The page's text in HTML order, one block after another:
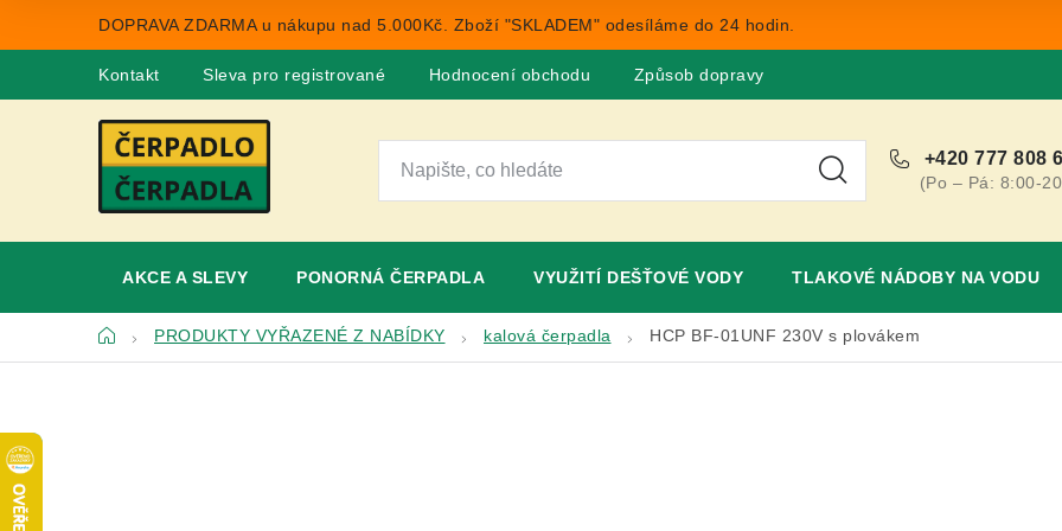
DOPRAVA ZDARMA u nákupu nad 5.000Kč. Zboží "SKLADEM" odesíláme do 24 hodin.
Kontakt Sleva pro registrované Hodnocení obchodu Způsob dopravy
+420 777 808
(Po – Pá: 8:00-
AKCE A SLEVY PONORNÁ ČERPADLA VYUŽITÍ DEŠŤOVÉ VODY TLAKOVÉ NÁDOBY NA VODU
DomůPRODUKTY VYŘAZENÉ Z NABÍDKY kalová čerpadla HCP BF-01UNF 230V s plovákem